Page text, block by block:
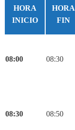
HORA
INICIO
HORA
FIN
08:00 08:30
08:30 08:50